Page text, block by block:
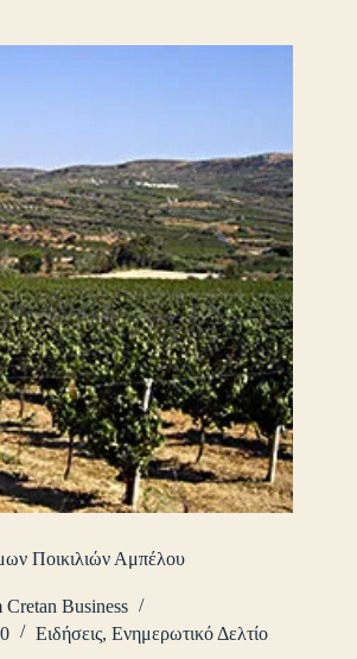
Ποικιλιών Αμπέλου
Cretan Business
Ειδήσεις, Ενημερωτικό Δελτίο